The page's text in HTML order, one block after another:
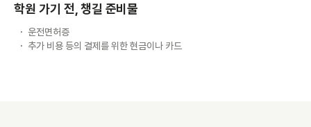
학원 가기 전, 챙길 준비물
운전면허증
추가 비용 등의 결제를 위한 현금이나 카드